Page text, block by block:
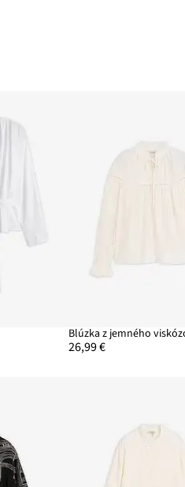
26,99 €